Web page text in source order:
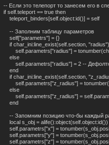
-- Если это телепорт то занесем его в
if self.teleport == true then
teleport_binders[self.object:id()] = self
-- Заполним таблицу параметров
self["parametrs"] = {}
if char_ini:line_exist(self.section,
self.parametrs["radius"] =
else
self.parametrs["radius"] = 2 --
end
if char_ini:line_exist(self.section,
self.parametrs["z_radius"] =
else
self.parametrs["z_radius"] =
end
-- Запомним позицию что-бы каждый
local s_obj = alife():object(self.object:id())
self.parametrs["x"] =
self.parametrs["y"] =
self.parametrs["z"] =